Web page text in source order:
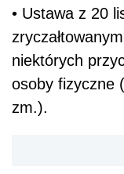
• Ustawa z 20
niektórych
osoby fizyczne
zm.).